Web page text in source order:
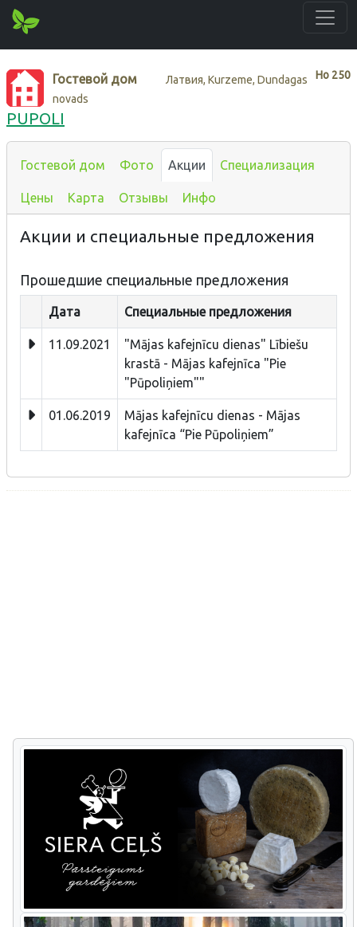
Нo 250
Гостевой дом
Латвия, Kurzeme, Dundagas
novads
PUPOLI
Гостевой дом Фото Акции Специализация
Цены Карта Отзывы Инфо
Акции и специальные предложения
Прошедшие специальные предложения
Дата Специальные предложения
11.09.2021
"Mājas kafejnīcu dienas" Lībiešu
krastā - Mājas kafejnīca "Pie
"Pūpoliņiem""
01.06.2019
Mājas kafejnīcu dienas - Mājas
kafejnīca “Pie Pūpoliņiem”